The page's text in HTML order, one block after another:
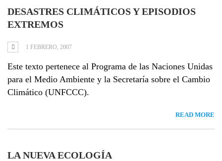
DESASTRES CLIMÁTICOS Y EPISODIOS
EXTREMOS
1 FEBRERO, 2007
Este texto pertenece al Programa de las Naciones Unidas
para el Medio Ambiente y la Secretaría sobre el Cambio
Climático (UNFCCC).
READ MORE
LA NUEVA ECOLOGÍA